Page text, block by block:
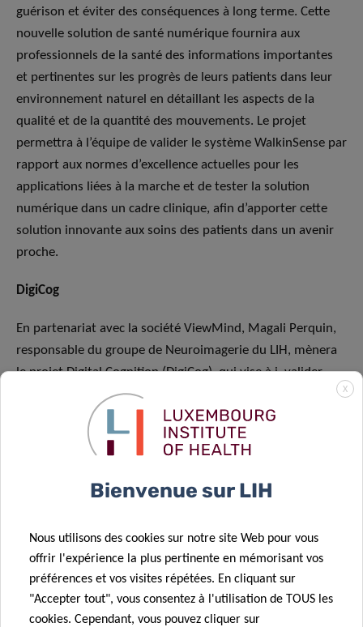
guérison et éviter des conséquences à long terme. Cette
nouvelle solution de santé numérique fournira aux
professionnels de la santé des informations importantes
et pertinentes sur les progrès de leurs patients dans leur
environnement naturel en détaillant les aspects de la
qualité et de la quantité des mouvements. Le projet
permettra à l’équipe de valider le système WalkinSense par
rapport aux normes d’excellence actuelles pour les
applications liées à la marche et de tester la solution
numérique dans un cadre clinique, afin d’apporter cette
solution innovante aux soins des patients dans un avenir
proche.
DigiCog
En partenariat avec la société ViewMind, Magali Perquin,
responsable du groupe de Neuroimagerie du LIH, mènera
le projet Digital Cognition (DigiCog), qui vise à i. valider,
dans le contexte du COVID-19, un nouveau dispositif
numérique permettant d’évaluer rapidement le
fonctionnement cognitif à partir des mouvements
oculaires, et ii. explorer avec des outils supplémentaires
l’impact du COVID-19 sur la cognition. En effet, il a été
syndrome chronique, provoquant entre autres une fatigue
extrême, des douleurs, un essoufflement et des
complications cardiovasculaires. Certains patients ont
également fait état de maux de tête, de brouillard cérébral
X
Bienvenue sur LIH
Nous utilisons des cookies sur notre site Web pour vous
offrir l'expérience la plus pertinente en mémorisant vos
préférences et vos visites répétées. En cliquant sur
"Accepter tout", vous consentez à l'utilisation de TOUS les
cookies. Cependant, vous pouvez cliquer sur